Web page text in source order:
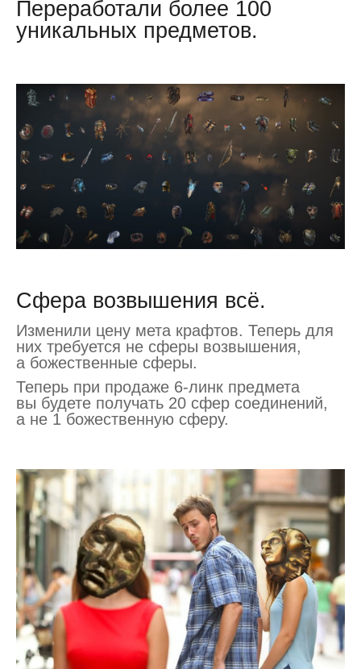
Переработали более 100
уникальных предметов.
Сфера возвышения всё.
Изменили цену мета крафтов. Теперь для
них требуется не сферы возвышения,
а божественные сферы.
Теперь при продаже 6-линк предмета
вы будете получать 20 сфер соединений,
а не 1 божественную сферу.